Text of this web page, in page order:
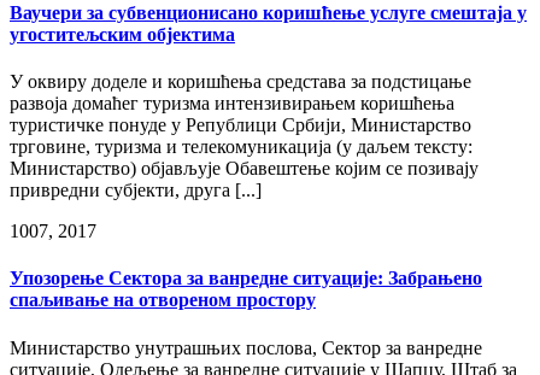
Ваучери за субвенционисано коришћење услуге смештаја у
угоститељским објектима
У оквиру доделе и коришћења средстава за подстицање
развоја домаћег туризма интензивирањем коришћења
туристичке понуде у Републици Србији, Министарство
трговине, туризма и телекомуникација (у даљем тексту:
Министарство) објављује Обавештење којим се позивају
привредни субјекти, друга [...]
1007, 2017
Упозорење Сектора за ванредне ситуације: Забрањено
спаљивање на отвореном простору
Министарство унутрашњих послова, Сектор за ванредне
ситуације, Oдељење за ванредне ситуације у Шапцу, Штаб за